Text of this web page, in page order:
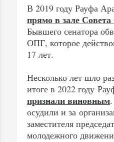
В 2019 году Рауфа
прямо в зале
Бывшего сенатора
ОПГ, которое
17 лет.
Несколько лет шло
итоге в 2022 году
признали виновным
осудили и за
заместителя
молодежного